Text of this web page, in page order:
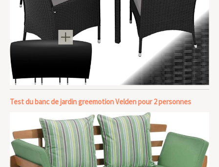
Test du banc de jardin greemotion Velden pour 2 personnes